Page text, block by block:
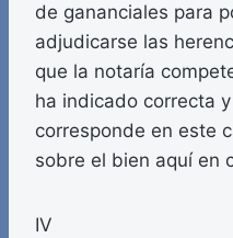
de gananciales para
adjudicarse las
que la notaría
ha indicado correcta
corresponde en este
sobre el bien aquí en
IV